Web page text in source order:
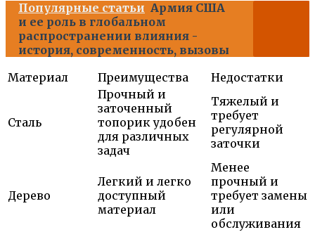
Популярные статьи Армия США
и ее роль в глобальном
распространении влияния -
история, современность, вызовы
Материал
Преимущества Недостатки
Сталь
Прочный и
заточенный
топорик удобен
для различных
задач
Тяжелый и
требует
регулярной
заточки
Дерево
Легкий и легко
доступный
материал
Менее
прочный и
требует замены
или
обслуживания